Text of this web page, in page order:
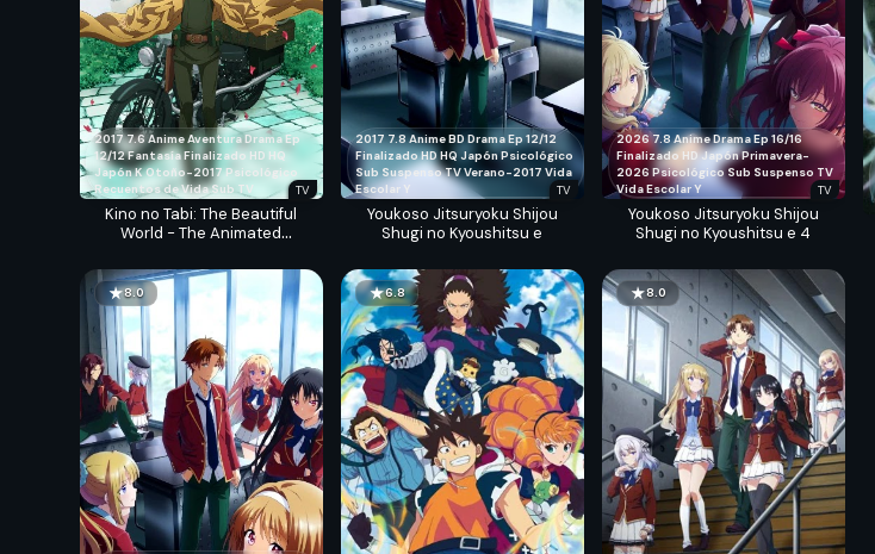
20177.6 AnimeAventura Drama Ep
12/12FantasíaFinalizado HD HQ
JapónKOtoño-2017Psicológico
Recuentos de VidaSub TV TV
Kino no Tabi: The Beautiful
World - The Animated
20177.8AnimeBDDramaEp 12/12
FinalizadoHDHQ JapónPsicológico
Sub SuspensoTVVerano-2017 Vida
Escolar Y TV
Youkoso Jitsuryoku Shijou
Shugi no Kyoushitsu e
20267.8AnimeDramaEp 16/16
Finalizado HDJapónPrimavera-
2026 PsicológicoSub Suspenso TV
Vida EscolarY TV
Youkoso Jitsuryoku Shijou
Shugi no Kyoushitsu e 4
8.0 6.8 8.0